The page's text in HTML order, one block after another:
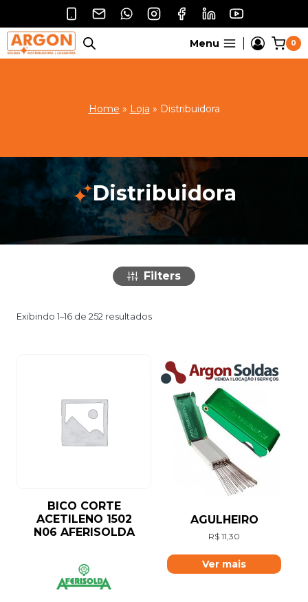
o
Conteúdo
Menu 0
Home » Loja » Distribuidora
Distribuidora
Filters
Exibindo 1–16 de 252 resultados
BICO CORTE
ACETILENO 1502
N06 AFERISOLDA
AGULHEIRO
R$ 11,30
Ver mais